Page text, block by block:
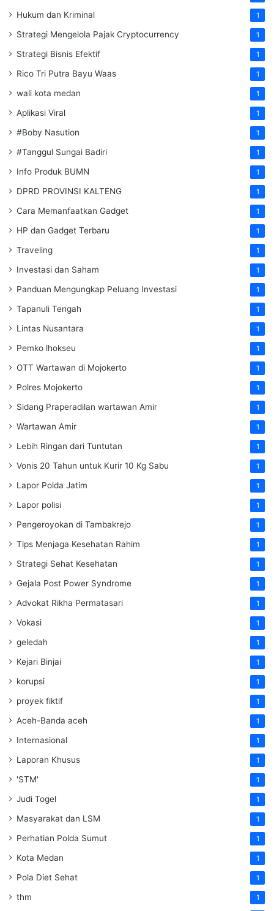
Hukum dan Kriminal 1
Strategi Mengelola Pajak Cryptocurrency 1
Strategi Bisnis Efektif 1
Rico Tri Putra Bayu Waas 1
wali kota medan 1
Aplikasi Viral 1
#Boby Nasution 1
#Tanggul Sungai Badiri 1
Info Produk BUMN 1
DPRD PROVINSI KALTENG 1
Cara Memanfaatkan Gadget 1
HP dan Gadget Terbaru 1
Traveling 1
Investasi dan Saham 1
Panduan Mengungkap Peluang Investasi 1
Tapanuli Tengah 1
Lintas Nusantara 1
Pemko lhokseu 1
OTT Wartawan di Mojokerto 1
Polres Mojokerto 1
Sidang Praperadilan wartawan Amir 1
Wartawan Amir 1
Lebih Ringan dari Tuntutan 1
Vonis 20 Tahun untuk Kurir 10 Kg Sabu 1
Lapor Polda Jatim 1
Lapor polisi 1
Pengeroyokan di Tambakrejo 1
Tips Menjaga Kesehatan Rahim 1
Strategi Sehat Kesehatan 1
Gejala Post Power Syndrome 1
Advokat Rikha Permatasari 1
Vokasi 1
geledah 1
Kejari Binjai 1
korupsi 1
proyek fiktif 1
Aceh-Banda aceh 1
Internasional 1
Laporan Khusus 1
'STM' 1
Judi Togel 1
Masyarakat dan LSM 1
Perhatian Polda Sumut 1
Kota Medan 1
Pola Diet Sehat 1
thm 1